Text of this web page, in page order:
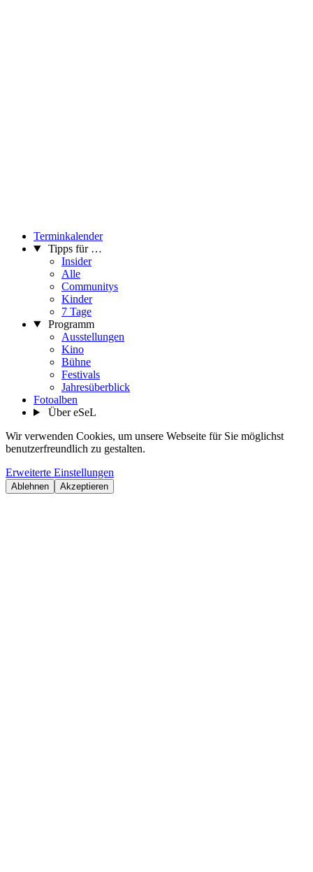
Terminkalender
Tipps für …
Insider
Alle
Communitys
Kinder
7 Tage
Programm
Ausstellungen
Kino
Bühne
Festivals
Jahresüberblick
Fotoalben
Über eSeL
Wir verwenden Cookies, um unsere Webseite für Sie möglichst
benutzerfreundlich zu gestalten.
Erweiterte Einstellungen
Ablehnen Akzeptieren